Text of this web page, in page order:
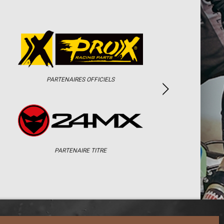
PARTENAIRES OFFICIELS
PARTENAIRE TITRE